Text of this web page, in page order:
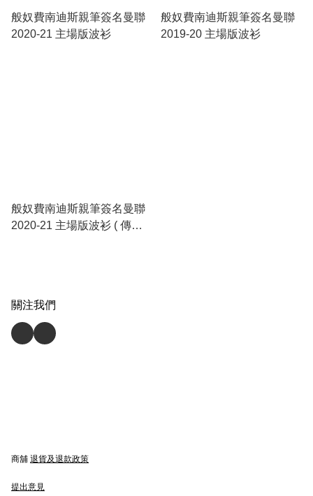
般奴費南迪斯親筆簽名曼聯
2020-21 主場版波衫
般奴費南迪斯親筆簽名曼聯
2019-20 主場版波衫
般奴費南迪斯親筆簽名曼聯
2020-21 主場版波衫 ( 傳奇
關注我們
商舖 退貨及退款政策
提出意見